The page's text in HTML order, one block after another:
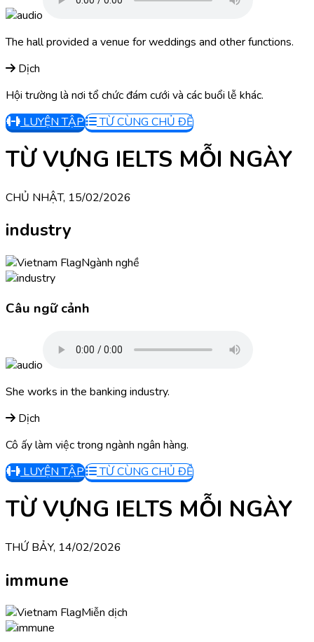
The hall provided a venue for weddings and other functions.
Dịch
Hội trường là nơi tổ chức đám cưới và các buổi lễ khác.
LUYỆN TẬP
TỪ CÙNG CHỦ ĐỀ
TỪ VỰNG IELTS MỖI NGÀY
CHỦ NHẬT, 15/02/2026
industry
Ngành nghề
Câu ngữ cảnh
She works in the banking industry.
Dịch
Cô ấy làm việc trong ngành ngân hàng.
LUYỆN TẬP
TỪ CÙNG CHỦ ĐỀ
TỪ VỰNG IELTS MỖI NGÀY
THỨ BẢY, 14/02/2026
immune
Miễn dịch